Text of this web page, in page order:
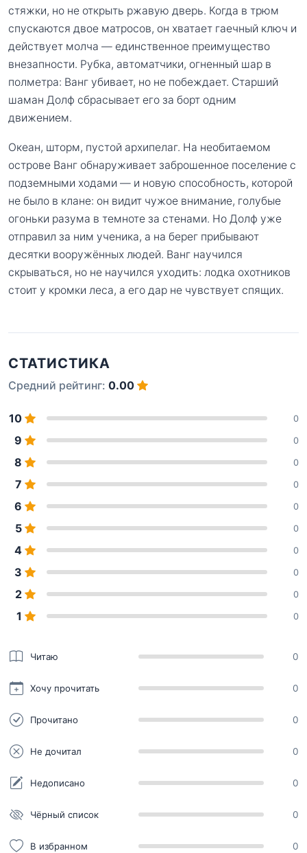
стяжки, но не открыть ржавую дверь. Когда в трюм
спускаются двое матросов, он хватает гаечный ключ и
действует молча — единственное преимущество
внезапности. Рубка, автоматчики, огненный шар в
полметра: Ванг убивает, но не побеждает. Старший
шаман Долф сбрасывает его за борт одним
движением.
Океан, шторм, пустой архипелаг. На необитаемом
острове Ванг обнаруживает заброшенное поселение с
подземными ходами — и новую способность, которой
не было в клане: он видит чужое внимание, голубые
огоньки разума в темноте за стенами. Но Долф уже
отправил за ним ученика, а на берег прибывают
десятки вооружённых людей. Ванг научился
скрываться, но не научился уходить: лодка охотников
стоит у кромки леса, а его дар не чувствует спящих.
СТАТИСТИКА
Средний рейтинг: 0.00
10 0
9 0
8 0
7 0
6 0
5 0
4 0
3 0
2 0
1 0
Читаю 0
Хочу прочитать 0
Прочитано 0
Не дочитал 0
Недописано 0
Чёрный список 0
В избранном 0